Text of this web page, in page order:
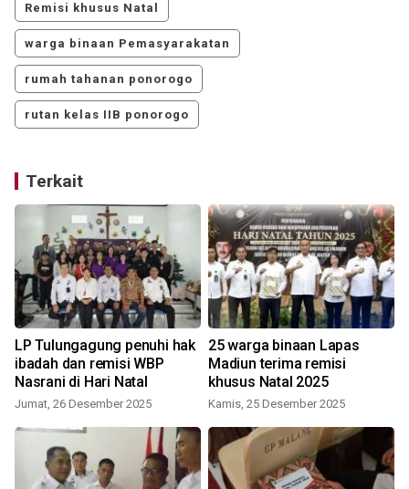
Remisi khusus Natal
warga binaan Pemasyarakatan
rumah tahanan ponorogo
rutan kelas IIB ponorogo
Terkait
LP Tulungagung penuhi hak
ibadah dan remisi WBP
Nasrani di Hari Natal
Jumat, 26 Desember 2025
25 warga binaan Lapas
Madiun terima remisi
khusus Natal 2025
Kamis, 25 Desember 2025